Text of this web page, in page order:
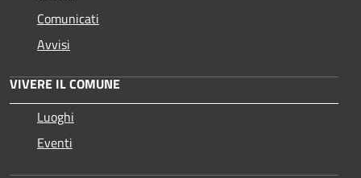
Comunicati
Avvisi
VIVERE IL COMUNE
Luoghi
Eventi